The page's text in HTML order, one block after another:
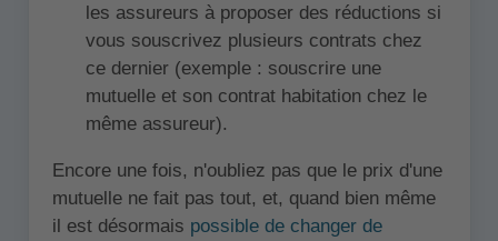
les assureurs à proposer des réductions si
vous souscrivez plusieurs contrats chez
ce dernier (exemple : souscrire une
mutuelle et son contrat habitation chez le
même assureur).
Encore une fois, n'oubliez pas que le prix d'une
mutuelle ne fait pas tout, et, quand bien même
il est désormais possible de changer de